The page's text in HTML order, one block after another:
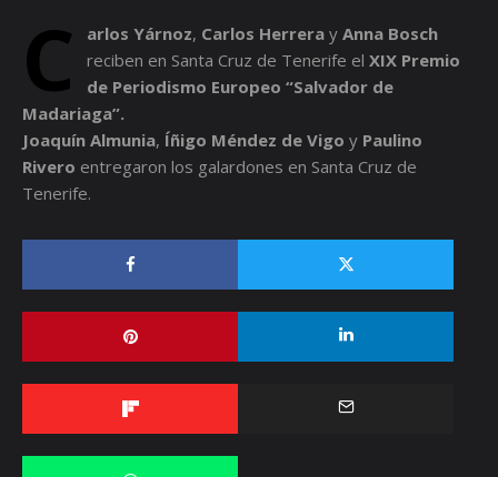
C arlos Yárnoz, Carlos Herrera y Anna Bosch
reciben en Santa Cruz de Tenerife el XIX Premio
de Periodismo Europeo “Salvador de
Madariaga”.
Joaquín Almunia, Íñigo Méndez de Vigo y Paulino
Rivero entregaron los galardones en Santa Cruz de
Tenerife.